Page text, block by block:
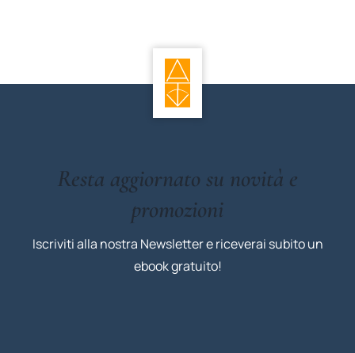
Resta aggiornato su novità e
promozioni
Iscriviti alla nostra Newsletter e riceverai subito un
ebook gratuito!